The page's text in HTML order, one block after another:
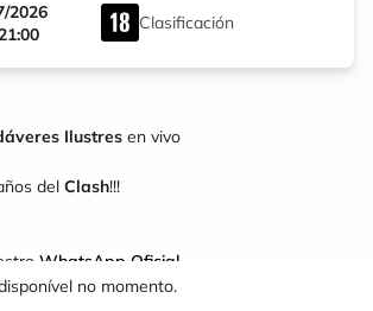
2026
Clasificación
Ilustres en vivo
del Clash!!!
WhatsApp Oficial
no momento.